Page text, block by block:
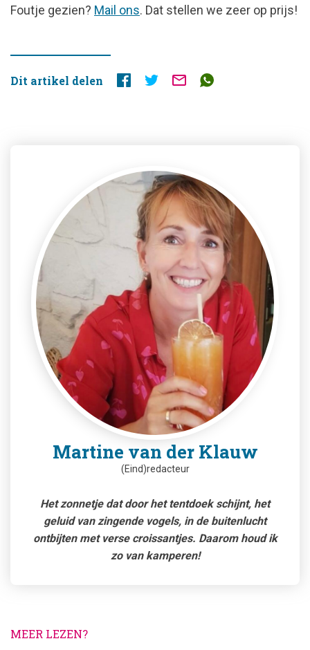
FOUTJE
GEZIEN?
Foutje gezien? Mail ons. Dat stellen we zeer op prijs!
Dit artikel delen
Martine van der Klauw
(Eind)redacteur
Het zonnetje dat door het tentdoek schijnt, het
geluid van zingende vogels, in de buitenlucht
ontbijten met verse croissantjes. Daarom houd ik
zo van kamperen!
MEER LEZEN?